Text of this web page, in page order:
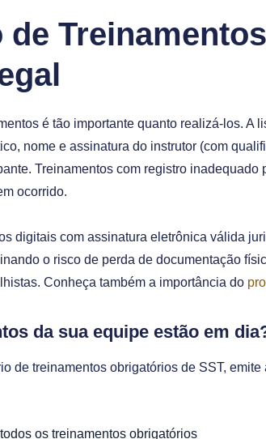
de
é tão importante quanto realizá-los. A
nome e assinatura do instrutor (com
Treinamentos com registro
ocorrido.
digitais com assinatura eletrônica válida
o risco de perda de documentação
Conheça também a importância do
da sua equipe estão em
de treinamentos obrigatórios de SST,
os treinamentos obrigatórios